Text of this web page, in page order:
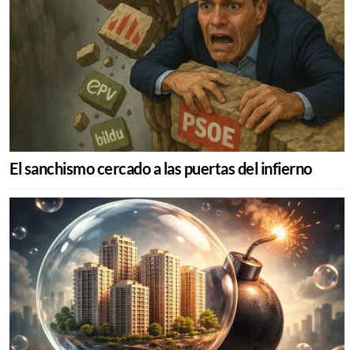
El sanchismo cercado a las puertas del infierno